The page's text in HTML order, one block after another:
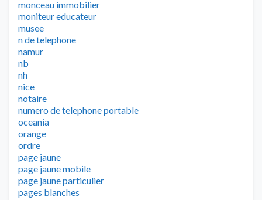
monceau immobilier
moniteur educateur
musee
n de telephone
namur
nb
nh
nice
notaire
numero de telephone portable
oceania
orange
ordre
page jaune
page jaune mobile
page jaune particulier
pages blanches